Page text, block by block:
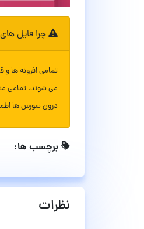
چرا فایل
تمامی افزونه ها
می شوند. تمامی
درون سورس ها
برچسب ها:
نظرات